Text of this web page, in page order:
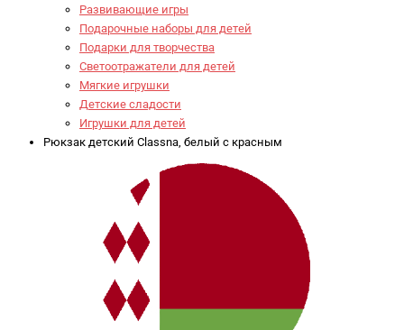
Развивающие игры
Подарочные наборы для детей
Подарки для творчества
Светоотражатели для детей
Мягкие игрушки
Детские сладости
Игрушки для детей
Рюкзак детский Classna, белый с красным